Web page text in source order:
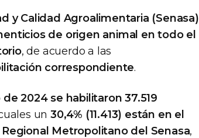
y Calidad Agroalimentaria (Senasa)
de origen animal en todo el
, de acuerdo a las
correspondiente.
2024 se habilitaron 37.519
un30,4% (11.413) están en el
Metropolitano del Senasa,